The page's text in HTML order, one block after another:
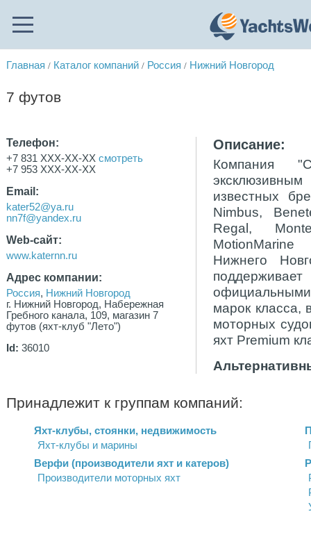
Главная / Каталог компаний / Россия / Нижний Новгород
7 футов
Телефон:
+7 831 XXX-XX-XX
+7 953 XXX-XX-XX
смотреть
Email:
kater52@ya.ru
nn7f@yandex.ru
Web-сайт:
www.katernn.ru
Адрес компании:
Россия, Нижний Новгород
г. Нижний Новгород, Набережная
Гребного канала, 109, магазин 7
футов (яхт-клуб "Лето")
Id:36010
Описание:
Компания
известных
Nimbus,
Regal,
Нижнего
марок класса,
моторных
яхт Premium
Принадлежит к группам компаний:
Яхт-клубы, стоянки, недвижимость
Яхт-клубы и марины
Верфи (производители яхт и катеров)
Производители моторных яхт